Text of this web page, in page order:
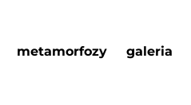
metamorfozy galeria